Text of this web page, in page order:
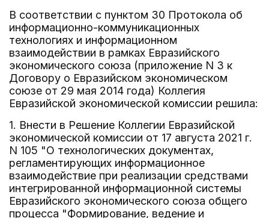
В соответствии с пунктом 30 Протокола об
информационно-коммуникационных
технологиях и информационном
взаимодействии в рамках Евразийского
экономического союза (приложение N 3 к
Договору о Евразийском экономическом
союзе от 29 мая 2014 года) Коллегия
Евразийской экономической комиссии решила:
1. Внести в Решение Коллегии Евразийской
экономической комиссии от 17 августа 2021 г.
N 105 "О технологических документах,
регламентирующих информационное
взаимодействие при реализации средствами
интегрированной информационной системы
Евразийского экономического союза общего
процесса "Формирование, ведение и